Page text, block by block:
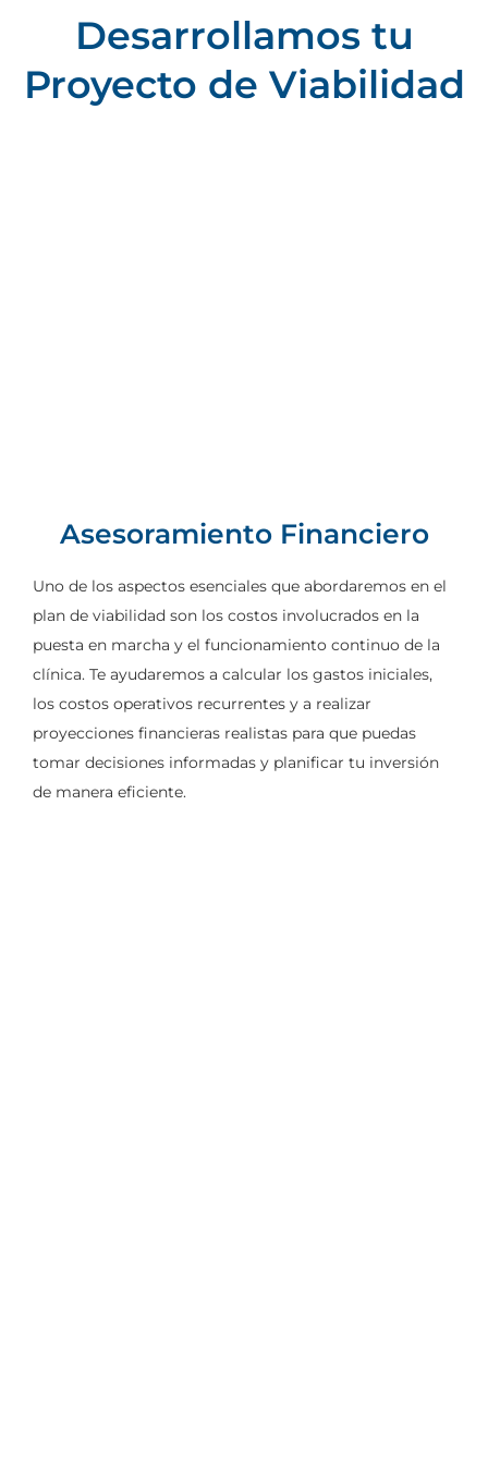
Desarrollamos tu
Proyecto de Viabilidad
Asesoramiento Financiero
Uno de los aspectos esenciales que abordaremos en el
plan de viabilidad son los costos involucrados en la
puesta en marcha y el funcionamiento continuo de la
clínica. Te ayudaremos a calcular los gastos iniciales,
los costos operativos recurrentes y a realizar
proyecciones financieras realistas para que puedas
tomar decisiones informadas y planificar tu inversión
de manera eficiente.